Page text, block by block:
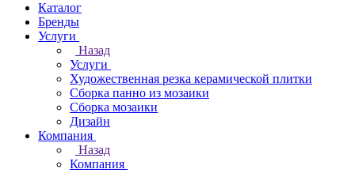
Каталог
Бренды
Услуги
Назад
Услуги
Художественная резка керамической плитки
Сборка панно из мозаики
Сборка мозаики
Дизайн
Компания
Назад
Компания